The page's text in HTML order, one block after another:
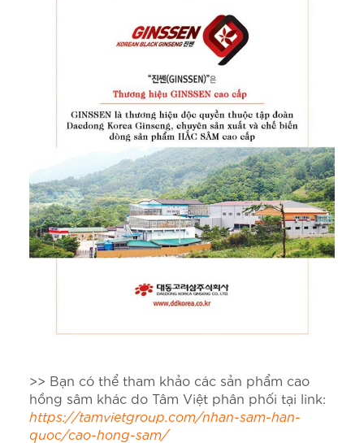
>> Bạn có thể tham khảo các sản phẩm cao
hồng sâm khác do Tâm Việt phân phối tại link:
https://tamvietgroup.com/nhan-sam-han-
quoc/cao-hong-sam/